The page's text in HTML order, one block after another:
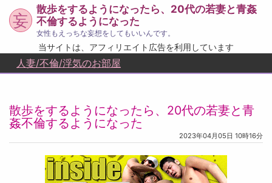
妄
散歩をするようになったら、20代の若妻と青姦
不倫するようになった
女性もえっちな妄想をしてもいいんです。
当サイトは、アフィリエイト広告を利用しています
人妻/不倫/浮気のお部屋
散歩をするようになったら、20代の若妻と青
姦不倫するようになった
2023年04月05日 10時16分